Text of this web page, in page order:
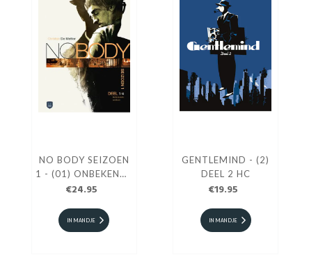
NO BODY SEIZOEN
1 - (01) ONBEKENDE
SOLDAAT HC
€24.95
IN MANDJE
GENTLEMIND - (2)
DEEL 2 HC
€19.95
IN MANDJE